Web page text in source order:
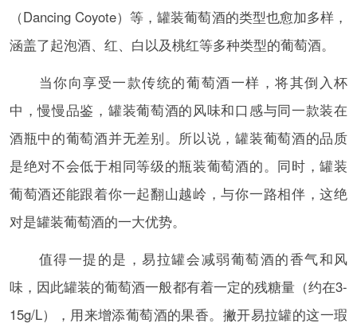
（Dancing Coyote）等，罐装葡萄酒的类型也愈加多样，
涵盖了起泡酒、红、白以及桃红等多种类型的葡萄酒。
当你向享受一款传统的葡萄酒一样，将其倒入杯
中，慢慢品鉴，罐装葡萄酒的风味和口感与同一款装在
酒瓶中的葡萄酒并无差别。所以说，罐装葡萄酒的品质
是绝对不会低于相同等级的瓶装葡萄酒的。同时，罐装
葡萄酒还能跟着你一起翻山越岭，与你一路相伴，这绝
对是罐装葡萄酒的一大优势。
值得一提的是，易拉罐会减弱葡萄酒的香气和风
味，因此罐装的葡萄酒一般都有着一定的残糖量（约在3-
15g/L），用来增添葡萄酒的果香。撇开易拉罐的这一瑕